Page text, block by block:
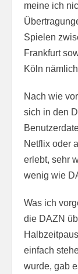
meine ich
Spielen
Frankfurt
Köln
Nach wie
sich in den
Netflix oder
erlebt, sehr
wenig wie
Was ich
die DAZN
einfach
wurde, gab